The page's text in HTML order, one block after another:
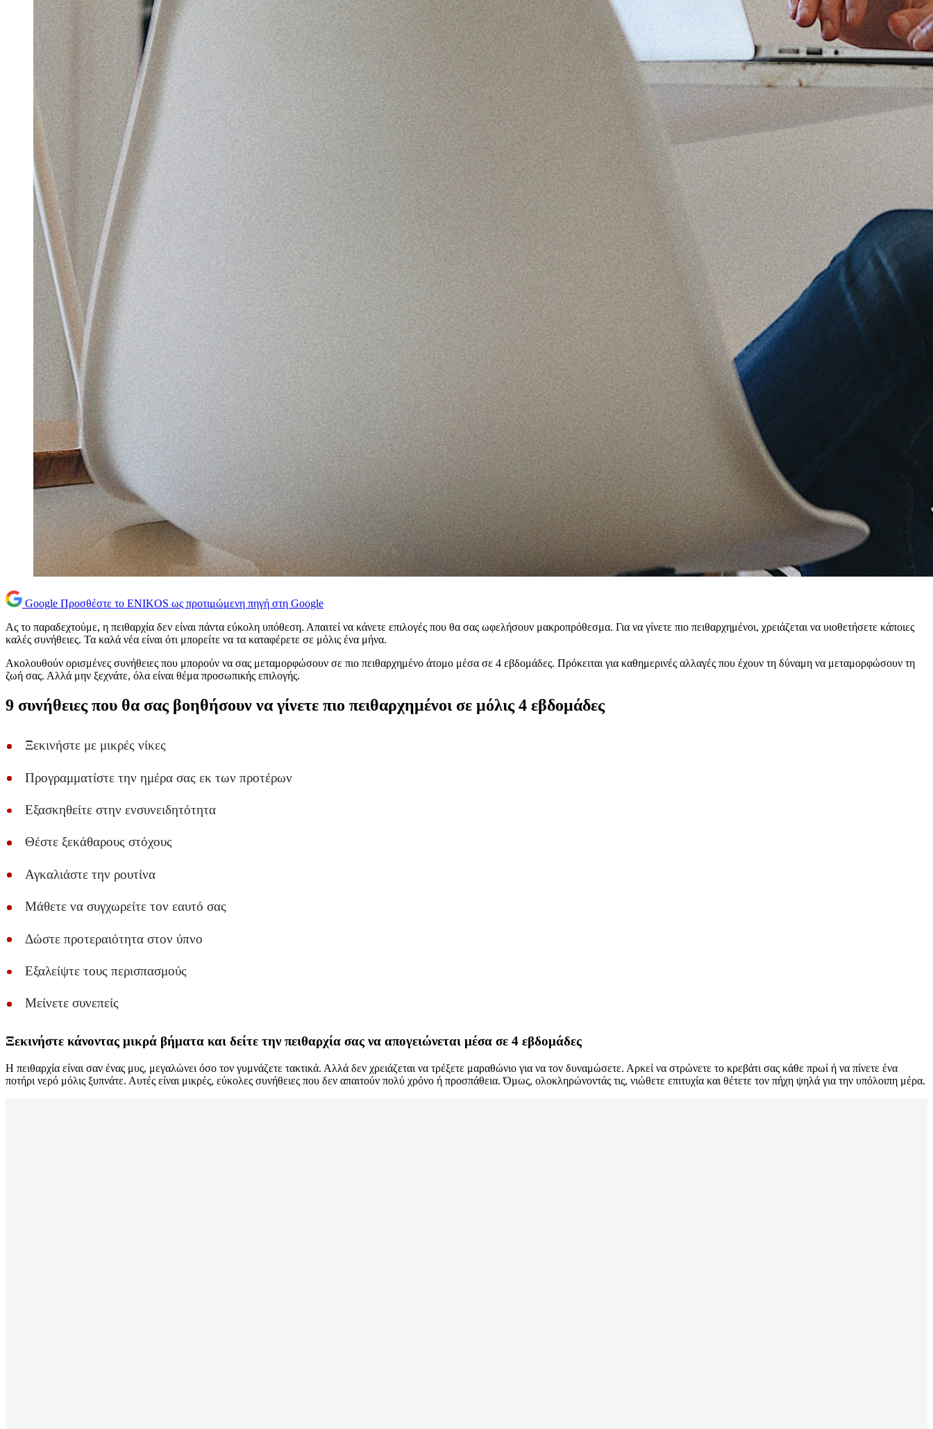
Google Προσθέστε το ENIKOS ως προτιμώμενη πηγή στη Google
Ας το παραδεχτούμε, η πειθαρχία δεν είναι πάντα εύκολη υπόθεση. Απαιτεί να κάνετε επιλογές που θα σας ωφελήσουν μακροπρόθεσμα. Για να γίνετε πιο πειθαρχημένοι, χρειάζεται να υιοθετήσετε κάποιες
καλές συνήθειες. Τα καλά νέα είναι ότι μπορείτε να τα καταφέρετε σε μόλις ένα μήνα.
Ακολουθούν ορισμένες συνήθειες που μπορούν να σας μεταμορφώσουν σε πιο πειθαρχημένο άτομο μέσα σε 4 εβδομάδες. Πρόκειται για καθημερινές αλλαγές που έχουν τη δύναμη να μεταμορφώσουν τη
ζωή σας. Αλλά μην ξεχνάτε, όλα είναι θέμα προσωπικής επιλογής.
9 συνήθειες που θα σας βοηθήσουν να γίνετε πιο πειθαρχημένοι σε μόλις 4 εβδομάδες
Ξεκινήστε με μικρές νίκες
Προγραμματίστε την ημέρα σας εκ των προτέρων
Εξασκηθείτε στην ενσυνειδητότητα
Θέστε ξεκάθαρους στόχους
Αγκαλιάστε την ρουτίνα
Μάθετε να συγχωρείτε τον εαυτό σας
Δώστε προτεραιότητα στον ύπνο
Εξαλείψτε τους περισπασμούς
Μείνετε συνεπείς
Ξεκινήστε κάνοντας μικρά βήματα και δείτε την πειθαρχία σας να απογειώνεται μέσα σε 4 εβδομάδες
Η πειθαρχία είναι σαν ένας μυς, μεγαλώνει όσο τον γυμνάζετε τακτικά. Αλλά δεν χρειάζεται να τρέξετε μαραθώνιο για να τον δυναμώσετε. Αρκεί να στρώνετε το κρεβάτι σας κάθε πρωί ή να πίνετε ένα
ποτήρι νερό μόλις ξυπνάτε. Αυτές είναι μικρές, εύκολες συνήθειες που δεν απαιτούν πολύ χρόνο ή προσπάθεια. Όμως, ολοκληρώνοντάς τις, νιώθετε επιτυχία και θέτετε τον πήχη ψηλά για την υπόλοιπη μέρα.